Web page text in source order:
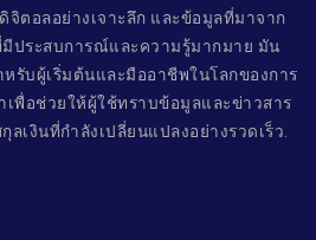
จิตอลอย่างเจาะลึก และข้อมูลที่มาจาก
มีประสบการณ์และความรู้มากมาย มัน
รับผู้เริ่มต้นและมืออาชีพในโลกของการ
เพื่อช่วยให้ผู้ใช้ทราบข้อมูลและข่าวสาร
เงินที่กำลังเปลี่ยนแปลงอย่างรวดเร็ว.